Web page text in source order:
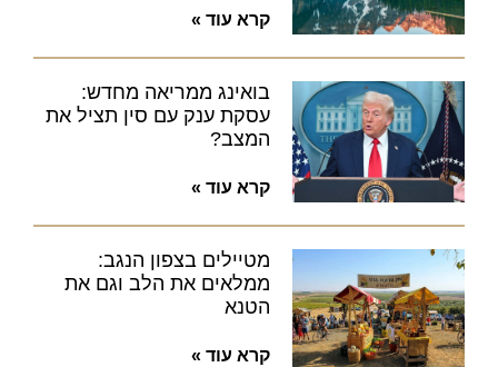
קרא עוד »
בואינג ממריאה מחדש:
עסקת ענק עם סין תציל את
המצב?
קרא עוד »
מטיילים בצפון הנגב:
ממלאים את הלב וגם את
הטנא
קרא עוד »